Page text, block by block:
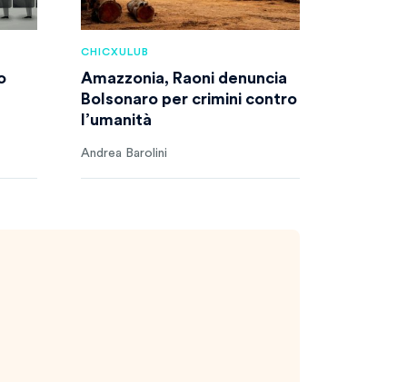
CHICXULUB
Amazzonia, Raoni denuncia
Bolsonaro per crimini contro
l’umanità
Andrea Barolini